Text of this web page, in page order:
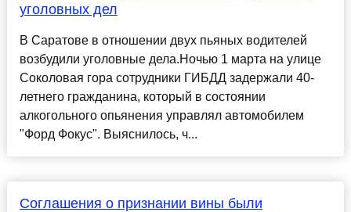
уголовных дел
В Саратове в отношении двух пьяных водителей
возбудили уголовные дела.Ночью 1 марта на улице
Соколовая гора сотрудники ГИБДД задержали 40-
летнего гражданина, который в состоянии
алкогольного опьянения управлял автомобилем
"Форд Фокус". Выяснилось, ч...
Соглашения о признании вины были